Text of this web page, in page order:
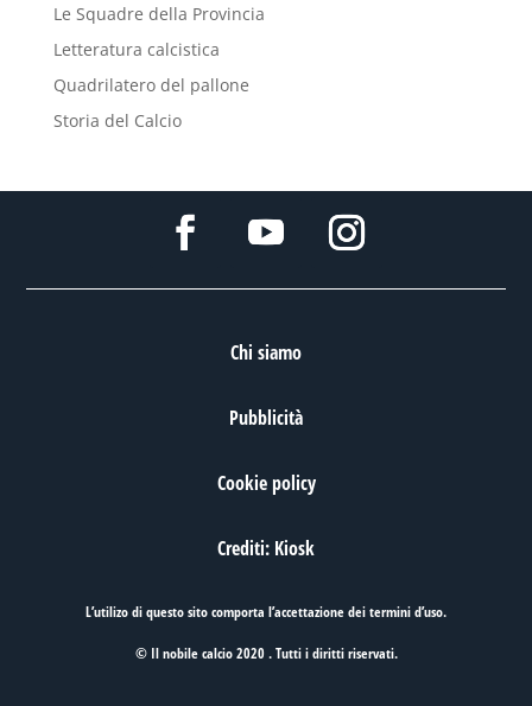
Le Squadre della Provincia
Letteratura calcistica
Quadrilatero del pallone
Storia del Calcio
Chi siamo
Pubblicità
Cookie policy
Crediti: Kiosk
L’utilizo di questo sito comporta l’accettazione deitermini d’uso.
© Il nobile calcio 2020 . Tutti i diritti riservati.